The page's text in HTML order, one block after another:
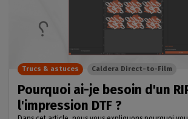
Pourquoi ai-je besoin d'un
l'impression DTF ?
Trucs & astuces Caldera Direct-to-Film